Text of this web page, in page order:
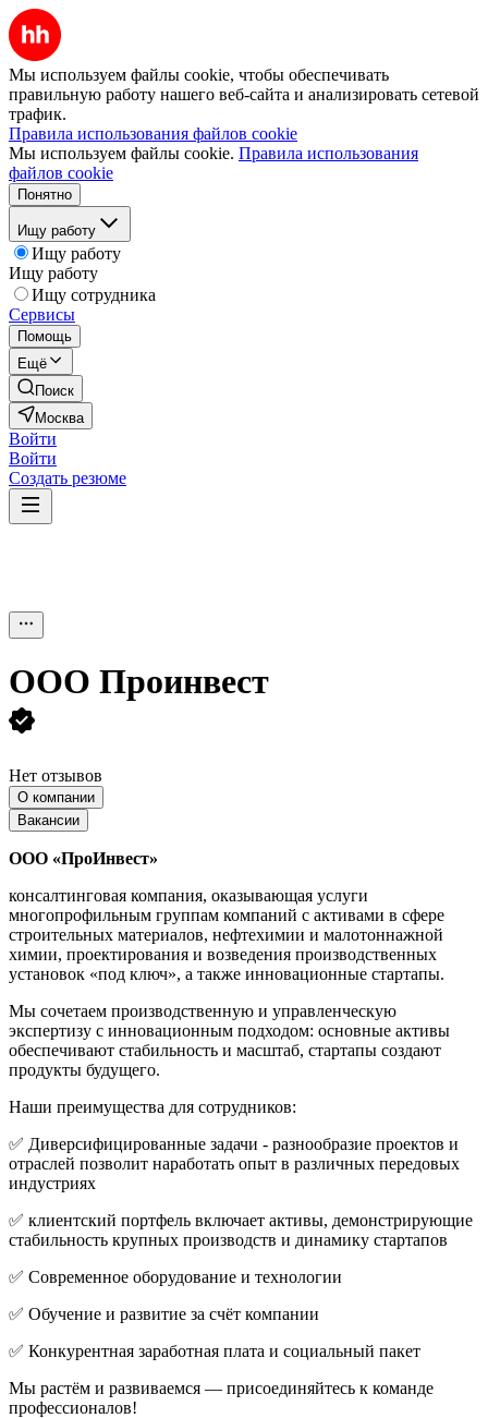
Мы используем файлы cookie, чтобы обеспечивать
правильную работу нашего веб-сайта и анализировать сетевой
трафик.
Правила использования файлов cookie
Мы используем файлы cookie. Правила использования
файлов cookie
Понятно
Ищу работу
Ищу работу
Ищу работу
Ищу сотрудника
Сервисы
Помощь
Ещё
Поиск
Москва
Войти
Войти
Создать резюме
ООО Проинвест
Нет отзывов
О компании
Вакансии
ООО «ПроИнвест»
консалтинговая компания, оказывающая услуги
многопрофильным группам компаний с активами в сфере
строительных материалов, нефтехимии и малотоннажной
химии, проектирования и возведения производственных
установок «под ключ», а также инновационные стартапы.
Мы сочетаем производственную и управленческую
экспертизу с инновационным подходом: основные активы
обеспечивают стабильность и масштаб, стартапы создают
продукты будущего.
Наши преимущества для сотрудников:
✅ Диверсифицированные задачи - разнообразие проектов и
отраслей позволит наработать опыт в различных передовых
индустриях
✅ клиентский портфель включает активы, демонстрирующие
стабильность крупных производств и динамику стартапов
✅ Современное оборудование и технологии
✅ Обучение и развитие за счёт компании
✅ Конкурентная заработная плата и социальный пакет
Мы растём и развиваемся — присоединяйтесь к команде
профессионалов!